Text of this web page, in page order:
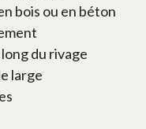
bois ou en béton
du rivage
large